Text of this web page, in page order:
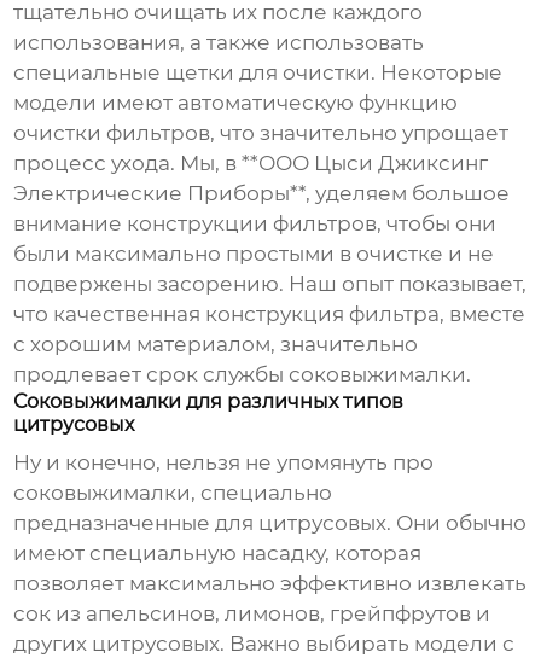
тщательно очищать их после каждого
использования, а также использовать
специальные щетки для очистки. Некоторые
модели имеют автоматическую функцию
очистки фильтров, что значительно упрощает
процесс ухода. Мы, в **ООО Цыси Джиксинг
Электрические Приборы**, уделяем большое
внимание конструкции фильтров, чтобы они
были максимально простыми в очистке и не
подвержены засорению. Наш опыт показывает,
что качественная конструкция фильтра, вместе
с хорошим материалом, значительно
продлевает срок службы соковыжималки.
Соковыжималки для различных типов
цитрусовых
Ну и конечно, нельзя не упомянуть про
соковыжималки, специально
предназначенные для цитрусовых. Они обычно
имеют специальную насадку, которая
позволяет максимально эффективно извлекать
сок из апельсинов, лимонов, грейпфрутов и
других цитрусовых. Важно выбирать модели с